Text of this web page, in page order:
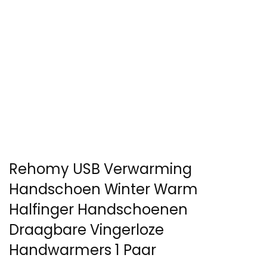
Rehomy USB Verwarming
Handschoen Winter Warm
Halfinger Handschoenen
Draagbare Vingerloze
Handwarmers 1 Paar